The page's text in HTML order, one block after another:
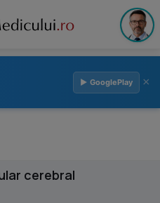
▶ GooglePlay ×
cerebral